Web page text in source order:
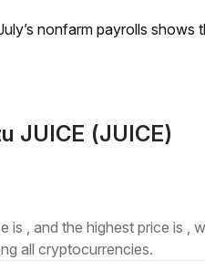
nonfarm payrolls shows
JUICE (JUICE)
is , and the highest price is ,
all cryptocurrencies.